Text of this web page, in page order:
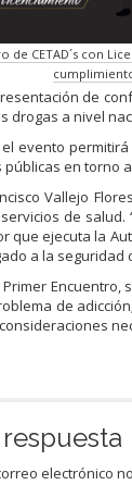
de CETAD´s con
de
drogas a nivel
el evento
en torno
Vallejo
de
que ejecuta la
a la seguridad
de
electrónico